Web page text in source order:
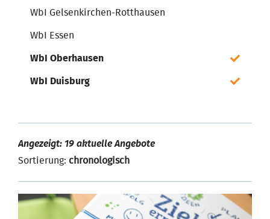
WbI Gelsenkirchen-Rotthausen
WbI Essen
WbI Oberhausen
WbI Duisburg
Angezeigt: 19 aktuelle Angebote
Sortierung: chronologisch